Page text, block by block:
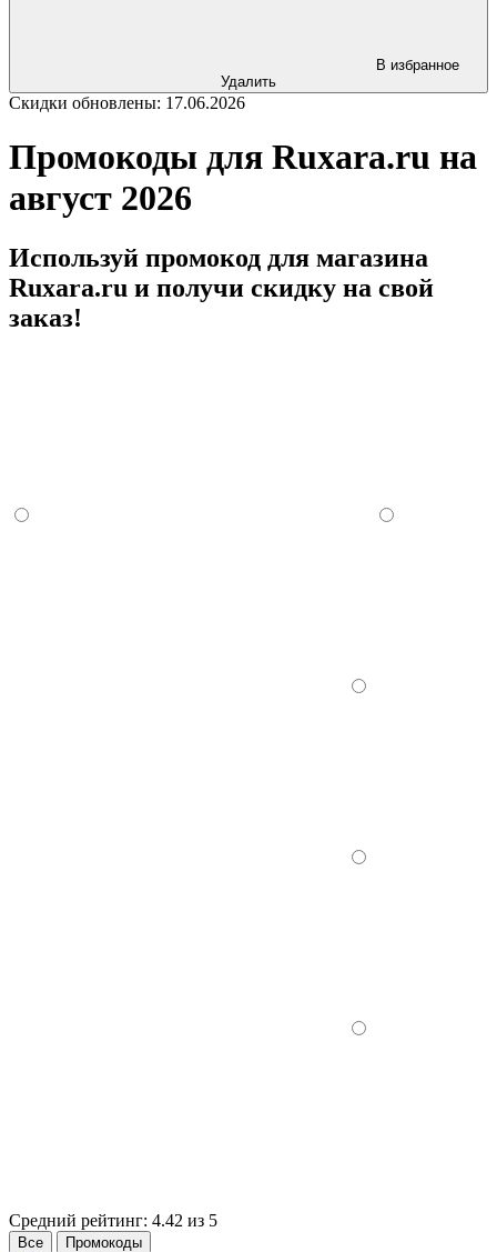
В избранное
Удалить
Скидки обновлены: 17.06.2026
Промокоды для Ruxara.ru на
август 2026
Используй промокод для магазина
Ruxara.ru и получи скидку на свой
заказ!
Средний рейтинг: 4.42 из 5
Все Промокоды